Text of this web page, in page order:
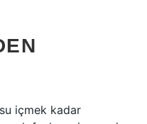
içmek kadar